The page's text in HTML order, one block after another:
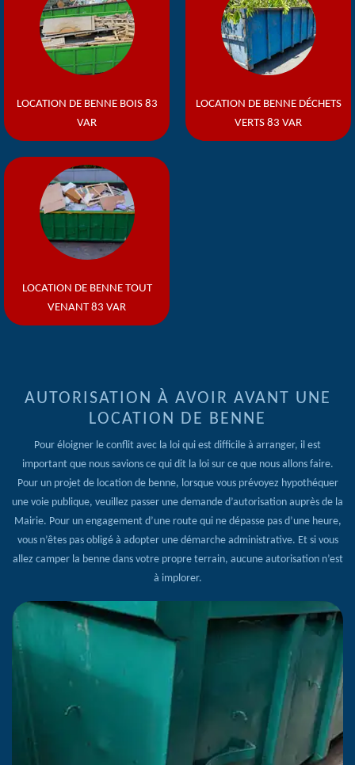
LOCATION DE BENNE BOIS 83
VAR
LOCATION DE BENNE DÉCHETS
VERTS 83 VAR
LOCATION DE BENNE TOUT
VENANT 83 VAR
AUTORISATION À AVOIR AVANT UNE
LOCATION DE BENNE
Pour éloigner le conflit avec la loi qui est difficile à arranger, il est
important que nous savions ce qui dit la loi sur ce que nous allons faire.
Pour un projet de location de benne, lorsque vous prévoyez hypothéquer
une voie publique, veuillez passer une demande d’autorisation auprès de la
Mairie. Pour un engagement d’une route qui ne dépasse pas d’une heure,
vous n’êtes pas obligé à adopter une démarche administrative. Et si vous
allez camper la benne dans votre propre terrain, aucune autorisation n’est
à implorer.